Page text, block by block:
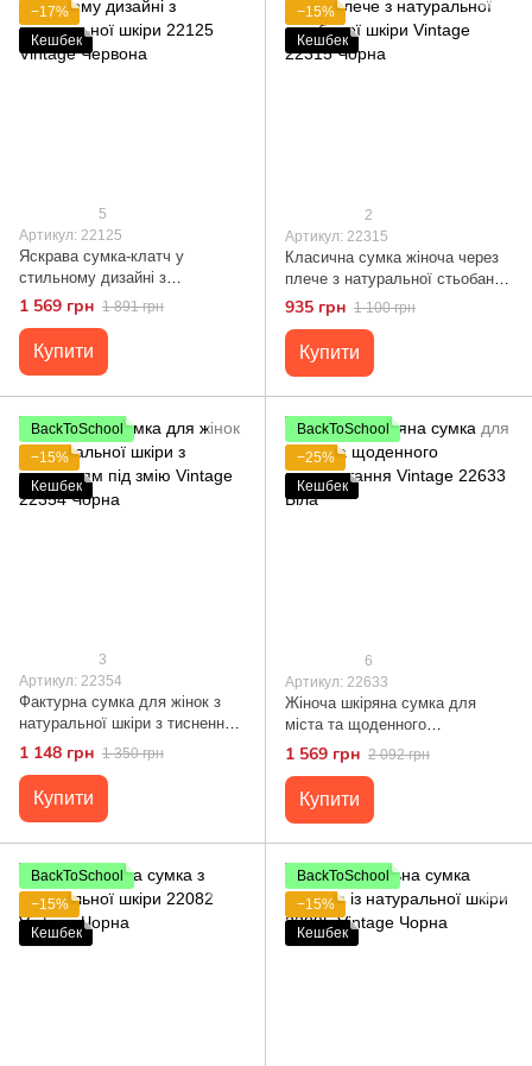
−17%
Кешбек
5
Артикул: 22125
Яскрава сумка-клатч у
стильному дизайні з
натуральної шкіри 22125
Vintage Червона
1 569 грн 1 891 грн
Купити
−15%
Кешбек
2
Артикул: 22315
Класична сумка жіноча через
плече з натуральної стьобаної
шкіри Vintage 22315 Чорна
935 грн 1 100 грн
Купити
BackToSchool
−15%
Кешбек
3
Артикул: 22354
Фактурна сумка для жінок з
натуральної шкіри з тисненням
під змію Vintage 22354 Чорна
1 148 грн 1 350 грн
Купити
BackToSchool
−25%
Кешбек
6
Артикул: 22633
Жіноча шкіряна сумка для
міста та щоденного
використання Vintage 22633
1 569 грн 2 092 грн
Купити
BackToSchool
−15%
Кешбек
BackToSchool
−15%
Кешбек